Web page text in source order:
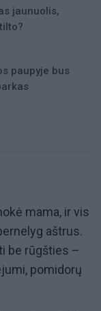
jaunuolis,
paupyje bus
mama, ir vis
aštrus.
be rūgšties –
pomidorų